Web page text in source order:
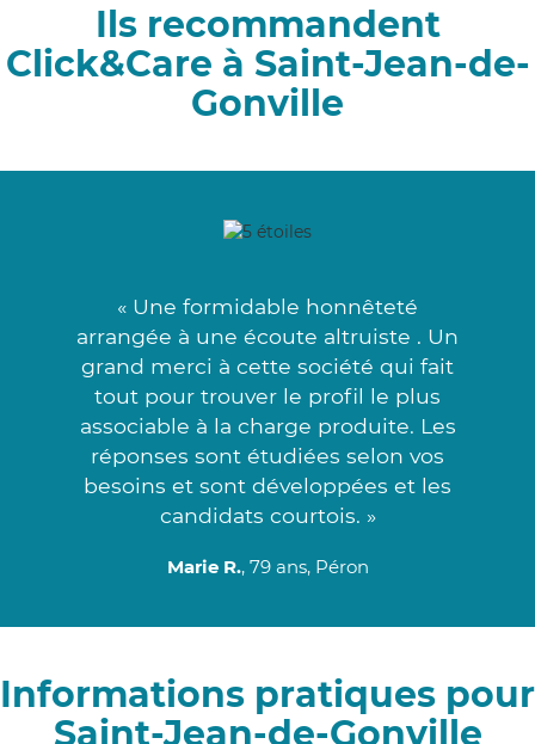
Ils recommandent
Click&Care à Saint-Jean-de-
Gonville
« Une formidable honnêteté
arrangée à une écoute altruiste . Un
grand merci à cette société qui fait
tout pour trouver le profil le plus
associable à la charge produite. Les
réponses sont étudiées selon vos
besoins et sont développées et les
candidats courtois. »
Marie R., 79 ans, Péron
Informations pratiques pour
Saint-Jean-de-Gonville